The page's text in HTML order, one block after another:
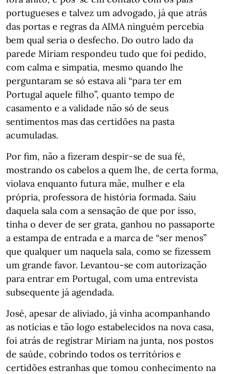
portugueses e talvez um advogado, já que atrás
das portas e regras da AIMA ninguém percebia
bem qual seria o desfecho. Do outro lado da
parede Miriam respondeu tudo que foi pedido,
com calma e simpatia, mesmo quando lhe
perguntaram se só estava ali “para ter em
Portugal aquele filho”, quanto tempo de
casamento e a validade não só de seus
sentimentos mas das certidões na pasta
acumuladas.
Por fim, não a fizeram despir-se de sua fé,
mostrando os cabelos a quem lhe, de certa forma,
violava enquanto futura mãe, mulher e ela
própria, professora de história formada. Saiu
daquela sala com a sensação de que por isso,
tinha o dever de ser grata, ganhou no passaporte
a estampa de entrada e a marca de “ser menos”
que qualquer um naquela sala, como se fizessem
um grande favor. Levantou-se com autorização
para entrar em Portugal, com uma entrevista
subsequente já agendada.
José, apesar de aliviado, já vinha acompanhando
as notícias e tão logo estabelecidos na nova casa,
foi atrás de registrar Miriam na junta, nos postos
de saúde, cobrindo todos os territórios e
certidões estranhas que tomou conhecimento na